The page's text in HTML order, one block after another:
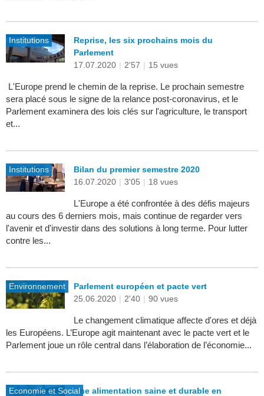
Institutions
Reprise, les six prochains mois du
Parlement
17.07.2020 | 2'57 | 15 vues
L'Europe prend le chemin de la reprise. Le prochain semestre
sera placé sous le signe de la relance post-coronavirus, et le
Parlement examinera des lois clés sur l'agriculture, le transport
et...
Institutions
Bilan du premier semestre 2020
16.07.2020 | 3'05 | 18 vues
L'Europe a été confrontée à des défis majeurs
au cours des 6 derniers mois, mais continue de regarder vers
l'avenir et d'investir dans des solutions à long terme. Pour lutter
contre les...
Environnement
Parlement européen et pacte vert
25.06.2020 | 2'40 | 90 vues
Le changement climatique affecte d'ores et déjà
les Européens. L’Europe agit maintenant avec le pacte vert et le
Parlement joue un rôle central dans l’élaboration de l’économie...
Economie et SocialUne alimentation saine et durable en